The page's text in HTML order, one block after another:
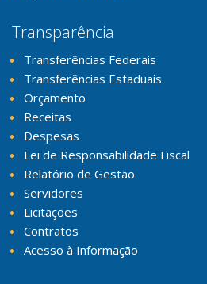
Transparência
Transferências Federais
Transferências Estaduais
Orçamento
Receitas
Despesas
Lei de Responsabilidade Fiscal
Relatório de Gestão
Servidores
Licitações
Contratos
Acesso à Informação